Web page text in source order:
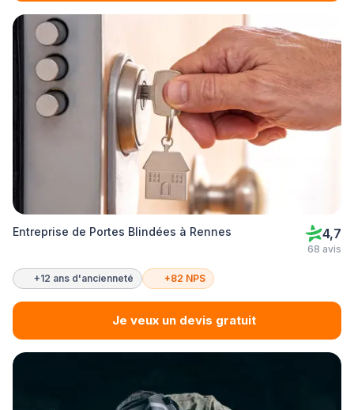
Entreprise de Portes Blindées à Rennes 4,7
68 avis
+12 ans d'ancienneté +82 NPS
Je veux un devis gratuit